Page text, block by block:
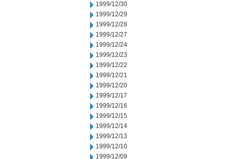
1999/12/30
1999/12/29
1999/12/28
1999/12/27
1999/12/24
1999/12/23
1999/12/22
1999/12/21
1999/12/20
1999/12/17
1999/12/16
1999/12/15
1999/12/14
1999/12/13
1999/12/10
1999/12/09